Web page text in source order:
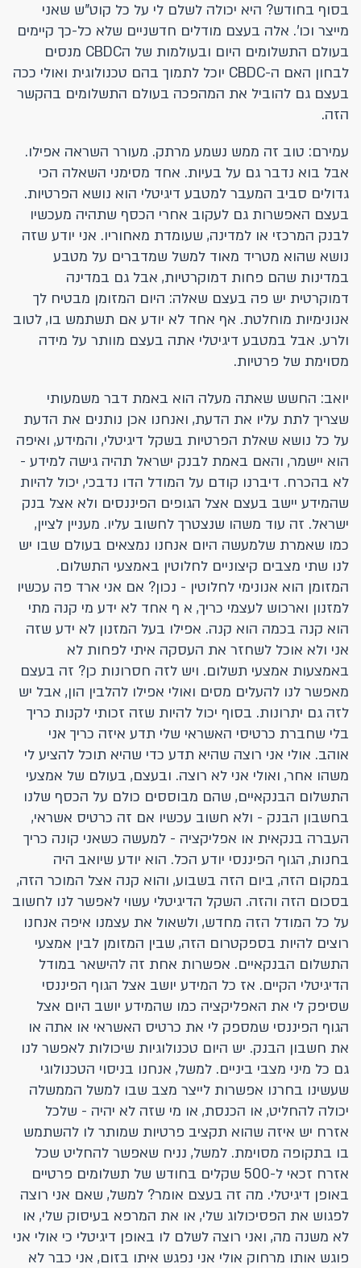
בסוף בחודש? היא יכולה לשלם לי על כל קוט"ש שאני
מייצר וכו'. אלה בעצם מודלים חדשניים שלא כל-כך קיימים
בעולם התשלומים היום ובעולמות של הCBDC מנסים
לבחון האם ה-CBDC יוכל לתמוך בהם טכנולוגית ואולי ככה
בעצם גם להוביל את המהפכה בעולם התשלומים בהקשר
הזה.
עמירם: טוב זה ממש נשמע מרתק. מעורר השראה אפילו.
אבל בוא נדבר גם על בעיות. אחד מסימני השאלה הכי
גדולים סביב המעבר למטבע דיגיטלי הוא נושא הפרטיות.
בעצם האפשרות גם לעקוב אחרי הכסף שתהיה מעכשיו
לבנק המרכזי או למדינה, שעומדת מאחוריו. אני יודע שזה
נושא שהוא מטריד מאוד למשל שמדברים על מטבע
במדינות שהם פחות דמוקרטיות, אבל גם במדינה
דמוקרטית יש פה בעצם שאלה: היום המזומן מבטיח לך
אנונימיות מוחלטת. אף אחד לא יודע אם תשתמש בו, לטוב
ולרע. אבל במטבע דיגיטלי אתה בעצם מוותר על מידה
מסוימת של פרטיות.
יואב: החשש שאתה מעלה הוא באמת דבר משמעותי
שצריך לתת עליו את הדעת, ואנחנו אכן נותנים את הדעת
על כל נושא שאלת הפרטיות בשקל דיגיטלי, והמידע, ואיפה
הוא יישמר, והאם באמת לבנק ישראל תהיה גישה למידע -
לא בהכרח. דיברנו קודם על המודל הדו נדבכי, יכול להיות
שהמידע יישב בעצם אצל הגופים הפיננסים ולא אצל בנק
ישראל. זה עוד משהו שנצטרך לחשוב עליו. מעניין לציין,
כמו שאמרת שלמעשה היום אנחנו נמצאים בעולם שבו יש
לנו שתי מצבים קיצוניים לחלוטין באמצעי התשלום.
המזומן הוא אנונימי לחלוטין - נכון? אם אני ארד פה עכשיו
למזנון וארכוש לעצמי כריך, א ף אחד לא ידע מי קנה מתי
הוא קנה בכמה הוא קנה. אפילו בעל המזנון לא ידע שזה
אני ולא אוכל לשחזר את העסקה איתי לפחות לא
באמצעות אמצעי תשלום. ויש לזה חסרונות כן? זה בעצם
מאפשר לנו להעלים מסים ואולי אפילו להלבין הון, אבל יש
לזה גם יתרונות. בסוף יכול להיות שזה זכותי לקנות כריך
בלי שחברת כרטיסי האשראי שלי תדע איזה כריך אני
אוהב. אולי אני רוצה שהיא תדע כדי שהיא תוכל להציע לי
משהו אחר, ואולי אני לא רוצה. ובעצם, בעולם של אמצעי
התשלום הבנקאיים, שהם מבוססים כולם על הכסף שלנו
בחשבון הבנק - ולא חשוב עכשיו אם זה כרטיס אשראי,
העברה בנקאית או אפליקציה - למעשה כשאני קונה כריך
בחנות, הגוף הפיננסי יודע הכל. הוא יודע שיואב היה
במקום הזה, ביום הזה בשבוע, והוא קנה אצל המוכר הזה,
בסכום הזה והזה. השקל הדיגיטלי עשוי לאפשר לנו לחשוב
על כל המודל הזה מחדש, ולשאול את עצמנו איפה אנחנו
רוצים להיות בספקטרום הזה, שבין המזומן לבין אמצעי
התשלום הבנקאיים. אפשרות אחת זה להישאר במודל
הדיגיטלי הקיים. אז כל המידע יושב אצל הגוף הפיננסי
שסיפק לי את האפליקציה כמו שהמידע יושב היום אצל
הגוף הפיננסי שמספק לי את כרטיס האשראי או אתה או
את חשבון הבנק. יש היום טכנולוגיות שיכולות לאפשר לנו
גם כל מיני מצבי ביניים. למשל, אנחנו בניסוי הטכנולוגי
שעשינו בחרנו אפשרות לייצר מצב שבו למשל הממשלה
יכולה להחליט, או הכנסת, או מי שזה לא יהיה - שלכל
אזרח יש איזה שהוא תקציב פרטיות שמותר לו להשתמש
בו בתקופה מסוימת. למשל, נניח שאפשר להחליט שכל
אזרח זכאי ל-500 שקלים בחודש של תשלומים פרטיים
באופן דיגיטלי. מה זה בעצם אומר? למשל, שאם אני רוצה
לפגוש את הפסיכולוג שלי, או את המרפא בעיסוק שלי, או
לא משנה מה, ואני רוצה לשלם לו באופן דיגיטלי כי אולי אני
פוגש אותו מרחוק אולי אני נפגש איתו בזום, אני כבר לא